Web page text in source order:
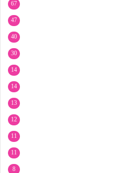
67
47
40
30
14
14
13
12
11
11
8